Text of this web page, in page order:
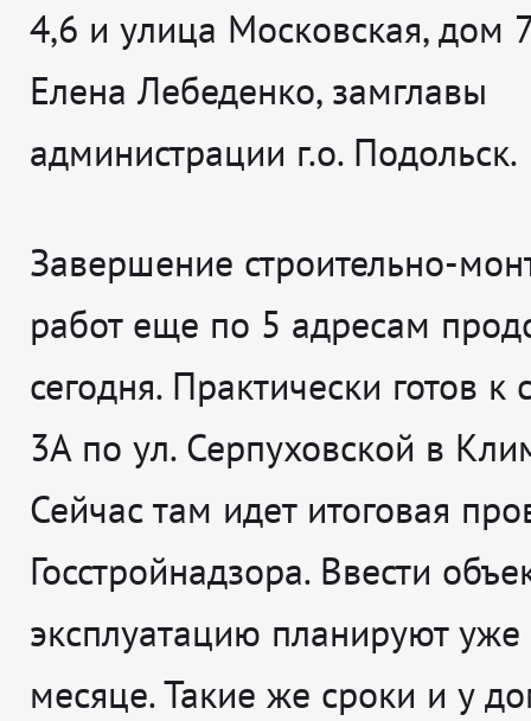
4,6 и улица Московская, дом
Елена Лебеденко, замглавы
администрации г.о. Подольск.
Завершение строительно-
работ еще по 5 адресам
сегодня. Практически готов к
3А по ул. Серпуховской в
Сейчас там идет итоговая
Госстройнадзора. Ввести
эксплуатацию планируют уже
месяце. Такие же сроки и у